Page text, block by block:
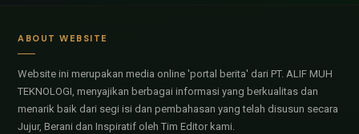
ABOUT WEBSITE
Website ini merupakan media online 'portal berita' dari PT. ALIF MUH
TEKNOLOGI, menyajikan berbagai informasi yang berkualitas dan
menarik baik dari segi isi dan pembahasan yang telah disusun secara
Jujur, Berani dan Inspiratif oleh Tim Editor kami.